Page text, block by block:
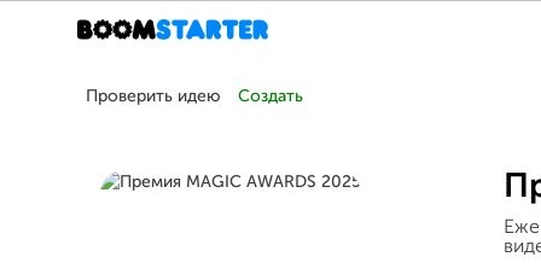
Проверить идею Создать